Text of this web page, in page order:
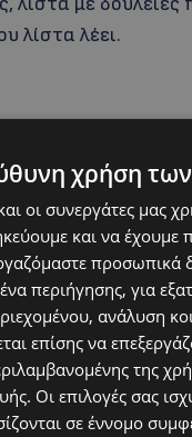
λίστα λέει.
τι να
χρήση
οι συνεργάτες μας
και να έχουμε
προσωπικά
περιήγησης, για
ανάλυση
επίσης να
της
Οι επιλογές σας
σε έννομο